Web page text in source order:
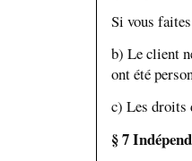
Si vous
b) Le client
ont été
c) Les droits
§ 7